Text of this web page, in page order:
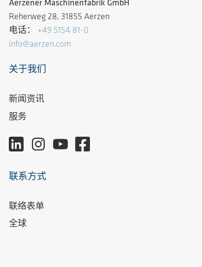
Aerzener Maschinenfabrik GmbH
Reherweg 28, 31855 Aerzen
电话： +49 5154 81-0
info@aerzen.com
关于我们
新闻资讯
服务
联系方式
联络表单
全球